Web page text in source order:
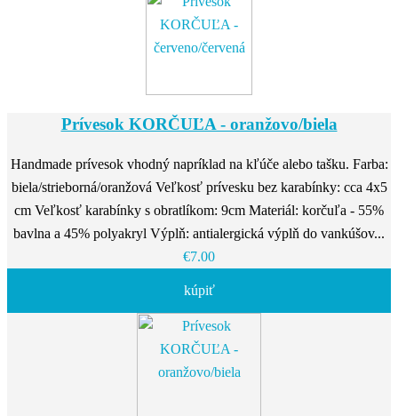
Prívesok KORČUĽA - oranžovo/biela
Handmade prívesok vhodný napríklad na kľúče alebo tašku. Farba:
biela/strieborná/oranžová Veľkosť prívesku bez karabínky: cca 4x5
cm Veľkosť karabínky s obratlíkom: 9cm Materiál: korčuľa - 55%
bavlna a 45% polyakryl Výplň: antialergická výplň do vankúšov...
€7.00
kúpiť